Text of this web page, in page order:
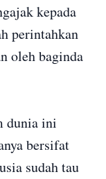
kepada
perintahkan
oleh baginda
dunia ini
bersifat
sudah tau